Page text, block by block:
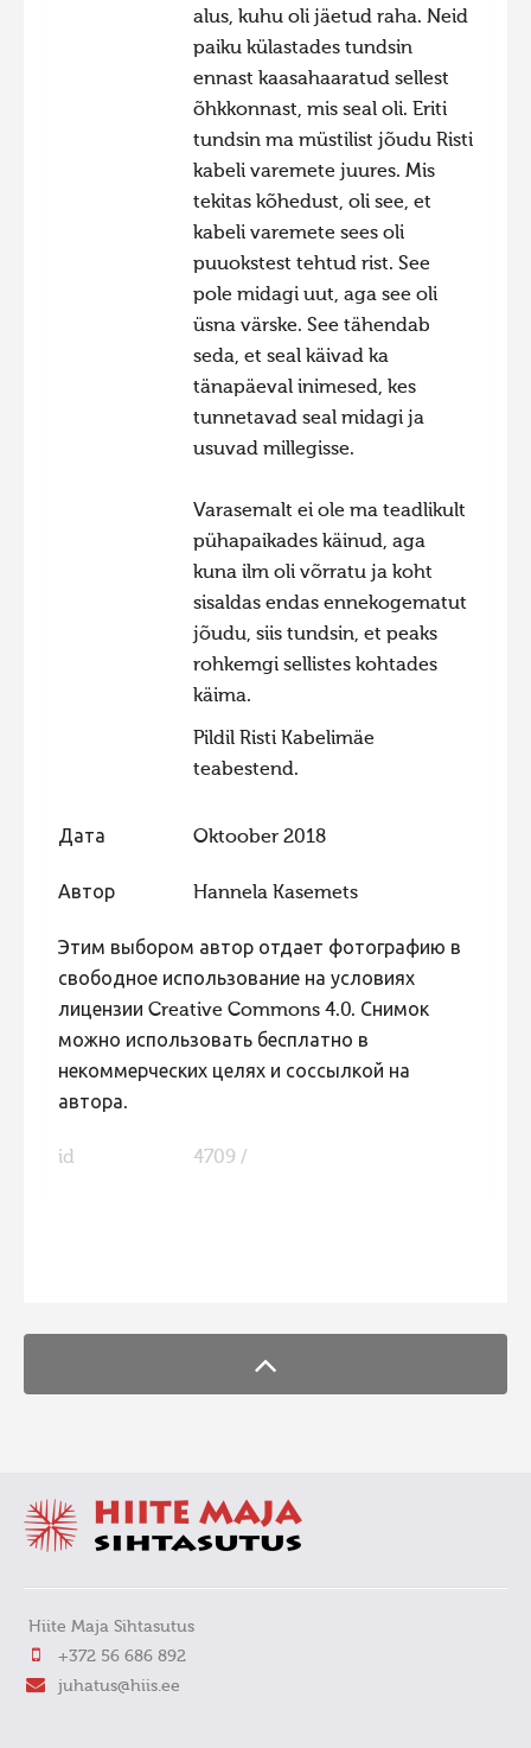
alus, kuhu oli jäetud raha. Neid
paiku külastades tundsin
ennast kaasahaaratud sellest
õhkkonnast, mis seal oli. Eriti
tundsin ma müstilist jõudu Risti
kabeli varemete juures. Mis
tekitas kõhedust, oli see, et
kabeli varemete sees oli
puuokstest tehtud rist. See
pole midagi uut, aga see oli
üsna värske. See tähendab
seda, et seal käivad ka
tänapäeval inimesed, kes
tunnetavad seal midagi ja
usuvad millegisse.
Varasemalt ei ole ma teadlikult
pühapaikades käinud, aga
kuna ilm oli võrratu ja koht
sisaldas endas ennekogematut
jõudu, siis tundsin, et peaks
rohkemgi sellistes kohtades
käima.
Pildil Risti Kabelimäe
teabestend.
Дата Oktoober 2018
Автор Hannela Kasemets
Этим выбором автор отдает фотографию в
свободное использование на условиях
лицензии Creative Commons 4.0. Снимок
можно использовать бесплатно в
некоммерческих целях и соссылкой на
автора.
id 4709 /
Hiite Maja Sihtasutus
+372 56 686 892
juhatus@hiis.ee